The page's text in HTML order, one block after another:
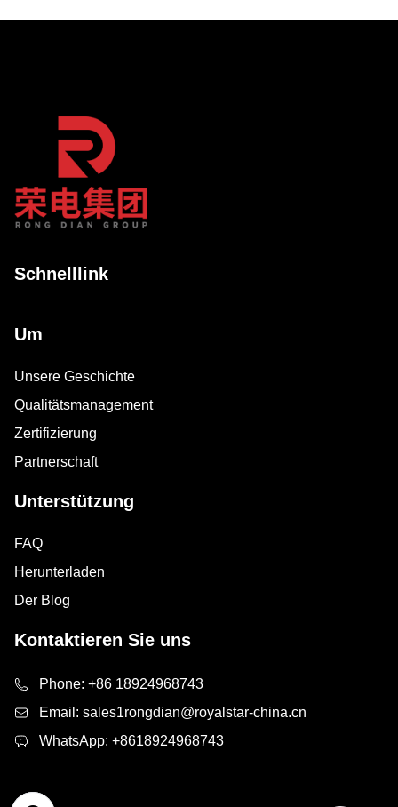
Schnelllink
Um
Unsere Geschichte
Qualitätsmanagement
Zertifizierung
Partnerschaft
Unterstützung
FAQ
Herunterladen
Der Blog
Kontaktieren Sie uns
Phone: +86 18924968743
Email: sales1rongdian@royalstar-china.cn
WhatsApp: +8618924968743